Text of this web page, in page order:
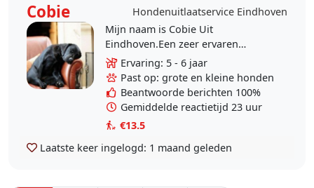
Cobie
Hondenuitlaatservice Eindhoven
Mijn naam is Cobie Uit
Eindhoven.Een zeer ervaren
dierenoppasser. Mocht U een vaste
oppas zoeken die ervoor zorgt dat
uw huisdiertje in eigen..
Ervaring: 5 - 6 jaar
Past op: grote en kleine honden
Beantwoorde berichten 100%
Gemiddelde reactietijd 23 uur
€13.5
Laatste keer ingelogd: 1 maand geleden